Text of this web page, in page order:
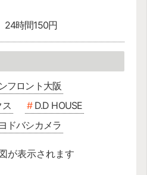
24時間150円
フロント大阪
D.D HOUSE
ヨドバシカメラ
が表示されます